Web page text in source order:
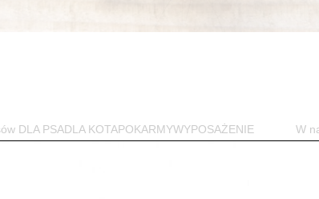
DLA PSADLA KOTAPOKARMYWYPOSAŻENIE W